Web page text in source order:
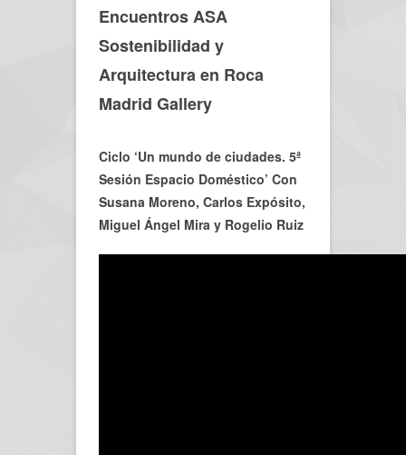
Encuentros ASA
Sostenibilidad y
Arquitectura en Roca
Madrid Gallery
Ciclo ‘Un mundo de ciudades. 5ª
Sesión Espacio Doméstico’ Con
Susana Moreno, Carlos Expósito,
Miguel Ángel Mira y Rogelio Ruiz